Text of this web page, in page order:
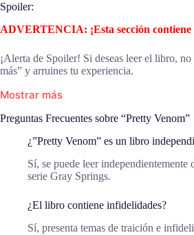
Spoiler:
ADVERTENCIA: ¡Esta sección contiene
¡Alerta de Spoiler! Si deseas leer el libro,
más” y arruines tu experiencia.
Mostrar más
Preguntas Frecuentes sobre “Pretty Venom”
¿”Pretty Venom” es un libro
Sí, se puede leer independientemente
serie Gray Springs.
¿El libro contiene infidelidades?
Sí, presenta temas de traición e